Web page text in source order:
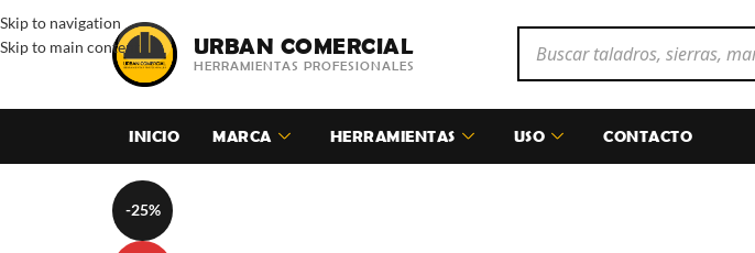
Skip to navigation
Skip to main content
URBAN COMERCIAL
HERRAMIENTAS PROFESIONALES
INICIO MARCA HERRAMIENTAS USO CONTACTO
-25%